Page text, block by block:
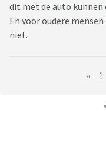
dit met de auto kunnen
En voor oudere
niet.
« 1